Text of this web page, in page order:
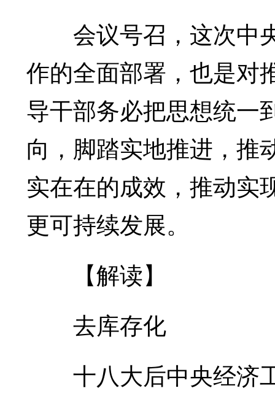
会议号召，这次中
作的全面部署，也是对
导干部务必把思想统一
向，脚踏实地推进，推
实在在的成效，推动实
更可持续发展。
【解读】
去库存化
十八大后中央经济工